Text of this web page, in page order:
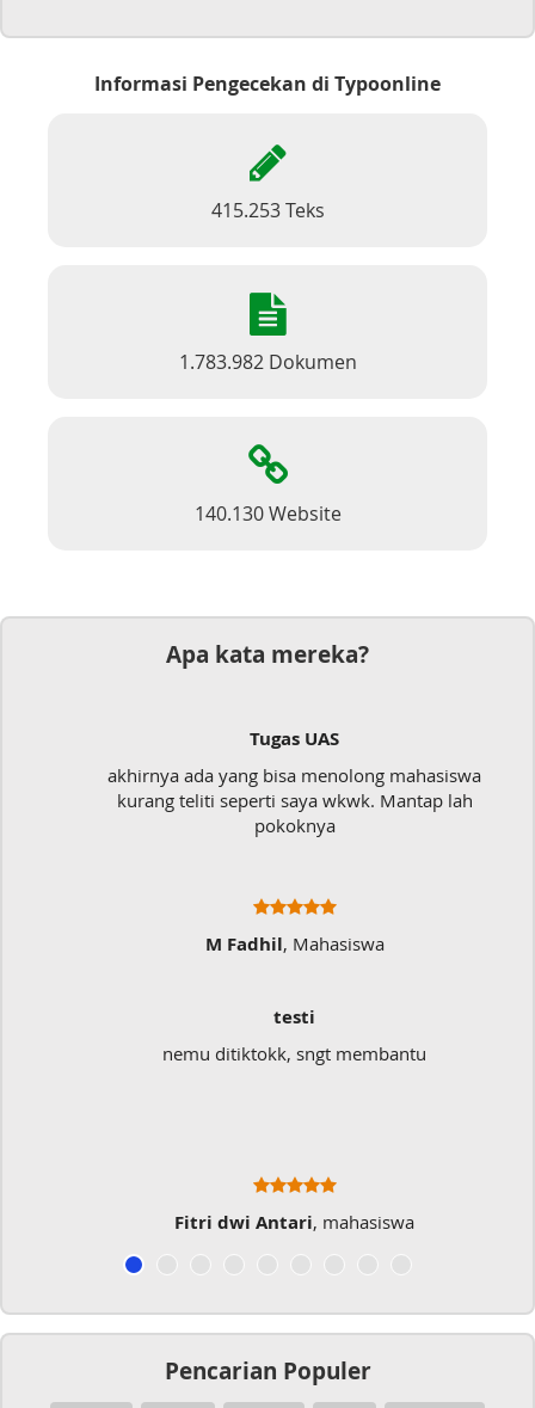
Informasi Pengecekan di Typoonline
415.253 Teks
1.783.982 Dokumen
140.130 Website
Apa kata mereka?
Tugas UAS
akhirnya ada yang bisa menolong mahasiswa
kurang teliti seperti saya wkwk. Mantap lah
pokoknya
M Fadhil, Mahasiswa
testi
nemu ditiktokk, sngt membantu
Fitri dwi Antari, mahasiswa
Pencarian Populer